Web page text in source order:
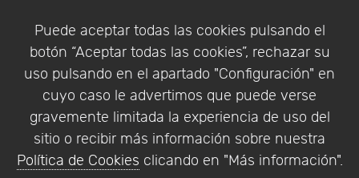
Puede aceptar todas las cookies pulsando el
botón “Aceptar todas las cookies”, rechazar su
uso pulsando en el apartado "Configuración" en
cuyo caso le advertimos que puede verse
gravemente limitada la experiencia de uso del
sitio o recibir más información sobre nuestra
Política de Cookies clicando en "Más información".
Empresa|Aviso Legal| Política de Privacidad |
Política de Cookies
© Copyright 1994 - 2026. Addlink Software
Científico, S.L.